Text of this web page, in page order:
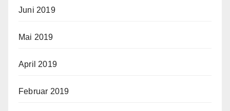
Juni 2019
Mai 2019
April 2019
Februar 2019